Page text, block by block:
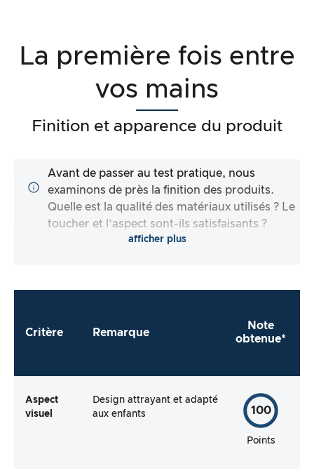
La première fois entre
vos mains
Finition et apparence du produit
Avant de passer au test pratique, nous
examinons de près la finition des produits.
Quelle est la qualité des matériaux utilisés ? Le
toucher et l’aspect sont-ils satisfaisants ?
afficher plus
Critère Remarque
Note
obtenue*
Aspect
visuel
Design attrayant et adapté
aux enfants
100
Points